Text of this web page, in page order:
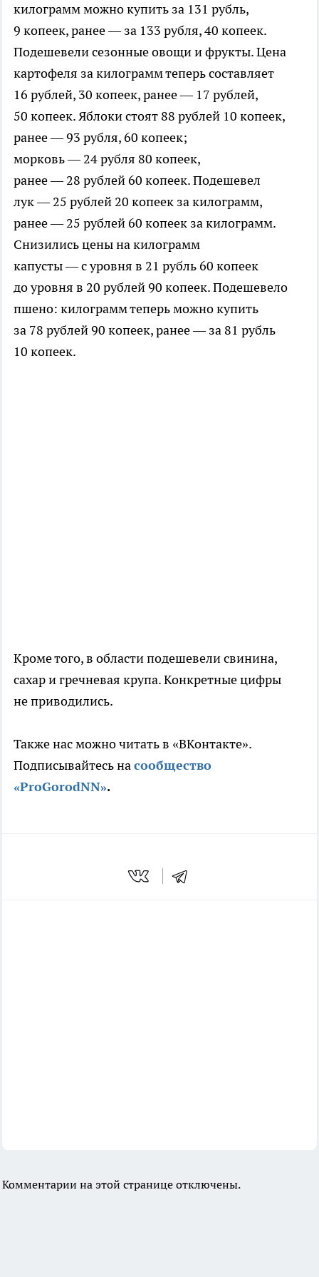
килограмм можно купить за 131 рубль,
9 копеек, ранее — за 133 рубля, 40 копеек.
Подешевели сезонные овощи и фрукты. Цена
картофеля за килограмм теперь составляет
16 рублей, 30 копеек, ранее — 17 рублей,
50 копеек. Яблоки стоят 88 рублей 10 копеек,
ранее — 93 рубля, 60 копеек;
морковь — 24 рубля 80 копеек,
ранее — 28 рублей 60 копеек. Подешевел
лук — 25 рублей 20 копеек за килограмм,
ранее — 25 рублей 60 копеек за килограмм.
Снизились цены на килограмм
капусты — с уровня в 21 рубль 60 копеек
до уровня в 20 рублей 90 копеек. Подешевело
пшено: килограмм теперь можно купить
за 78 рублей 90 копеек, ранее — за 81 рубль
10 копеек.
Кроме того, в области подешевели свинина,
сахар и гречневая крупа. Конкретные цифры
не приводились.
Также нас можно читать в «ВКонтакте».
Подписывайтесь насообщество
«ProGorodNN».
Комментарии на этой странице отключены.